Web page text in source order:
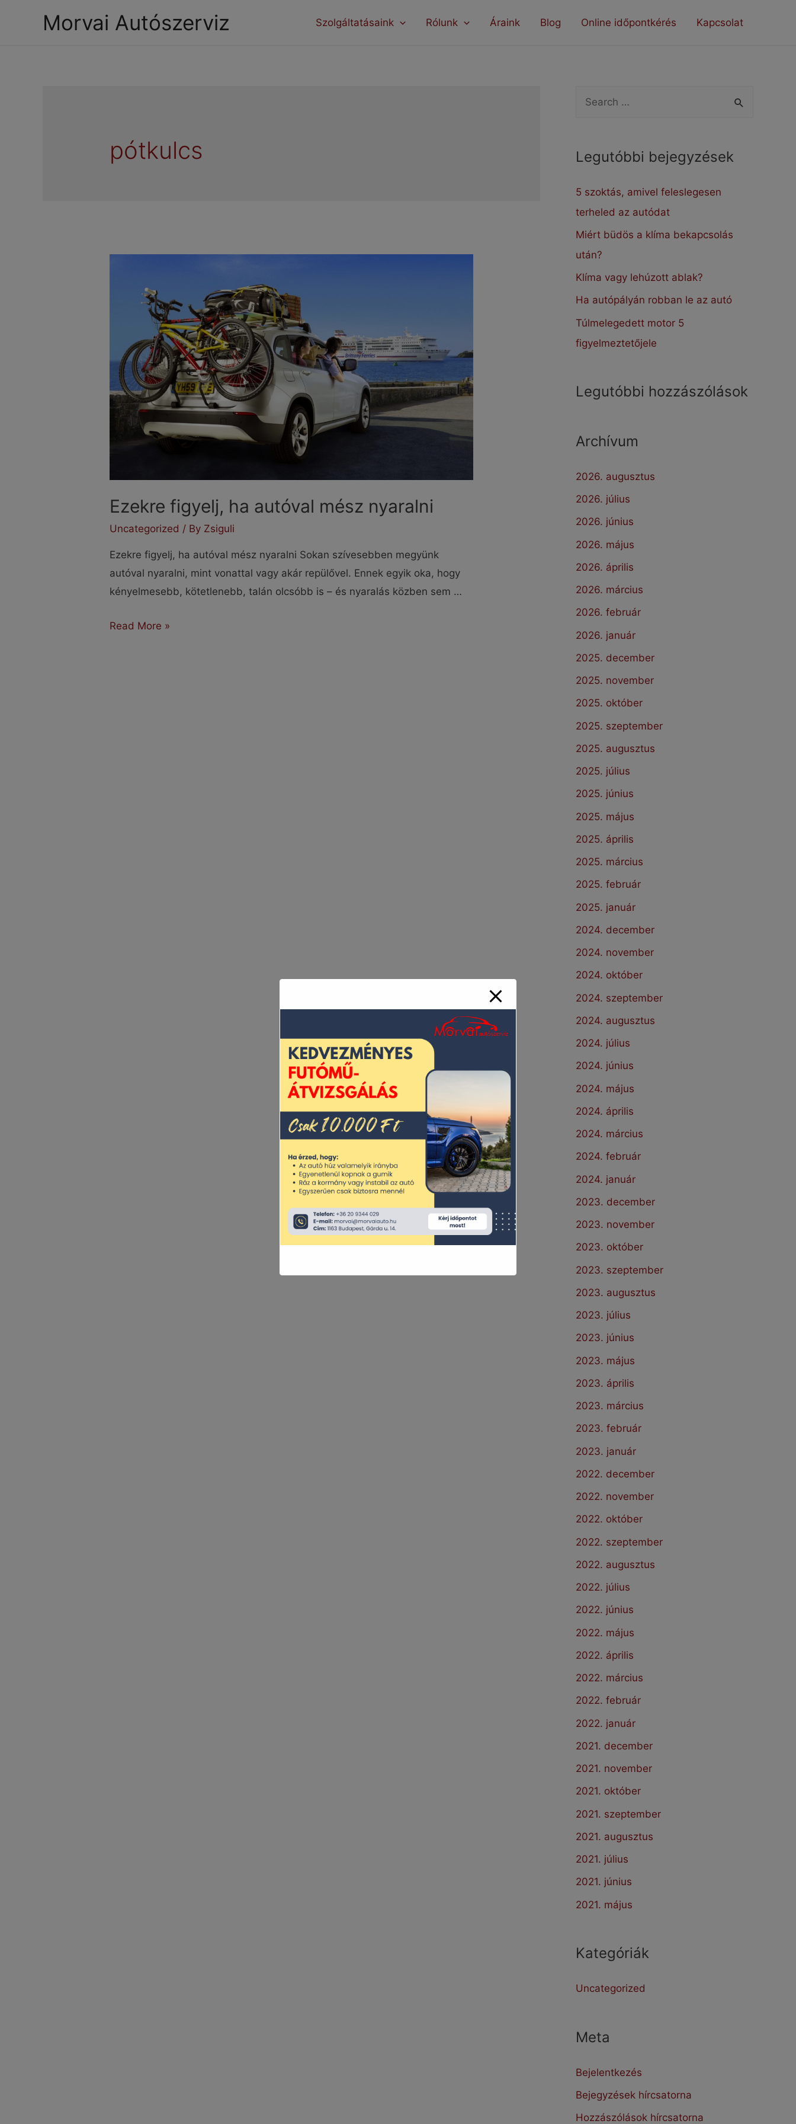
Morvai Autószerviz Szolgáltatásaink Rólunk Áraink Blog Online időpontkérés Kapcsolat
pótkulcs
Ezekre figyelj, ha autóval mész nyaralni
Uncategorized / By Zsiguli
Ezekre figyelj, ha autóval mész nyaralni Sokan szívesebben megyünk
autóval nyaralni, mint vonattal vagy akár repülővel. Ennek egyik oka, hogy
kényelmesebb, kötetlenebb, talán olcsóbb is – és nyaralás közben sem …
Ezekre
Read More »
h
f
o
r
:
Legutóbbi bejegyzések
5 szoktás, amivel feleslegesen
terheled az autódat
Miért büdös a klíma bekapcsolás
után?
Klíma vagy lehúzott ablak?
Ha autópályán robban le az autó
Túlmelegedett motor 5
figyelmeztetőjele
Legutóbbi hozzászólások
Archívum
2026. augusztus
2026. július
2026. június
2026. május
2026. április
2026. március
2026. február
2026. január
2025. december
2025. november
2025. október
2025. szeptember
2025. augusztus
2025. július
2025. június
2025. május
2025. április
2025. március
2025. február
2025. január
2024. december
2024. november
2024. október
2024. szeptember
2024. augusztus
2024. július
2024. június
2024. május
2024. április
2024. március
2024. február
2024. január
2023. december
2023. november
2023. október
2023. szeptember
2023. augusztus
2023. július
2023. június
2023. május
2023. április
2023. március
2023. február
2023. január
2022. december
2022. november
2022. október
2022. szeptember
2022. augusztus
2022. július
2022. június
2022. május
2022. április
2022. március
2022. február
2022. január
2021. december
2021. november
2021. október
2021. szeptember
2021. augusztus
2021. július
2021. június
2021. május
Kategóriák
Uncategorized
Meta
Bejelentkezés
Bejegyzések hírcsatorna
Hozzászólások hírcsatorna